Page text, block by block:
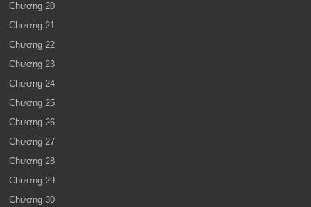
Chương 20
Chương 21
Chương 22
Chương 23
Chương 24
Chương 25
Chương 26
Chương 27
Chương 28
Chương 29
Chương 30